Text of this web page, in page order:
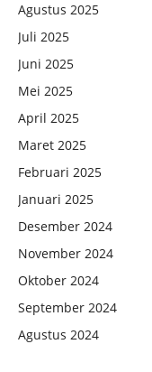
Agustus 2025
Juli 2025
Juni 2025
Mei 2025
April 2025
Maret 2025
Februari 2025
Januari 2025
Desember 2024
November 2024
Oktober 2024
September 2024
Agustus 2024